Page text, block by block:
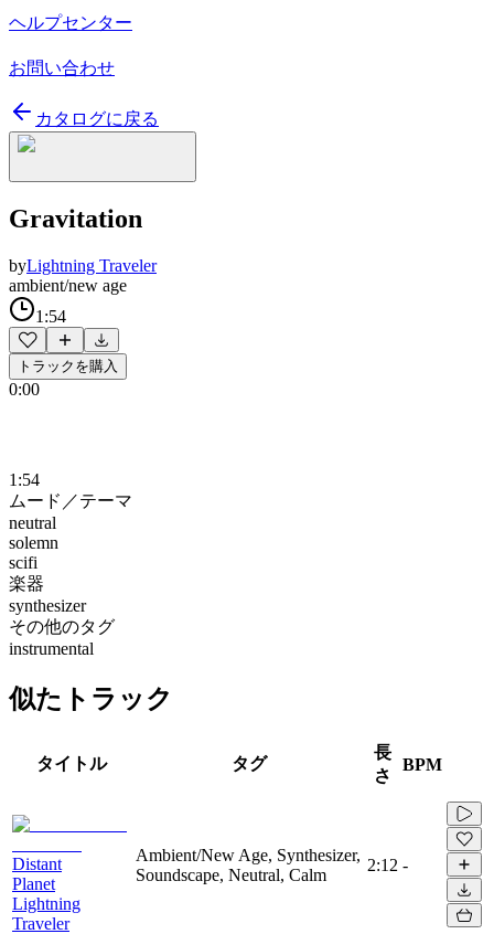
ヘルプセンター
お問い合わせ
カタログに戻る
Gravitation
byLightning Traveler
ambient/new age
1:54
トラックを購入
0:00
1:54
ムード／テーマ
neutral
solemn
scifi
楽器
synthesizer
その他のタグ
instrumental
似たトラック
タイトル タグ
長
さ
BPM
Distant
Planet
Lightning
Traveler
Ambient/New Age, Synthesizer,
Soundscape, Neutral, Calm
2:12 -